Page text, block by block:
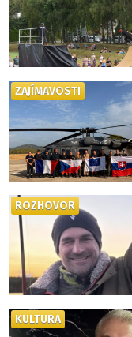
ZAJÍMAVOSTI
ROZHOVOR
KULTURA